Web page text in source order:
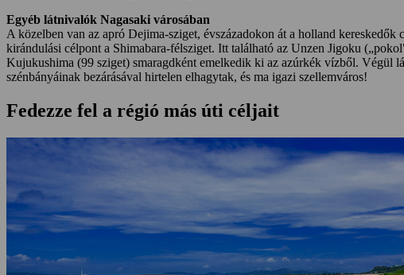
Egyéb látnivalók Nagasaki városában
A közelben van az apró Dejima-sziget, évszázadokon át a holland
kirándulási célpont a Shimabara-félsziget. Itt található az Unzen Jigoku
Kujukushima (99 sziget) smaragdként emelkedik ki az azúrkék vízből. Végül
szénbányáinak bezárásával hirtelen elhagytak, és ma igazi szellemváros!
Fedezze fel a régió más úti céljait